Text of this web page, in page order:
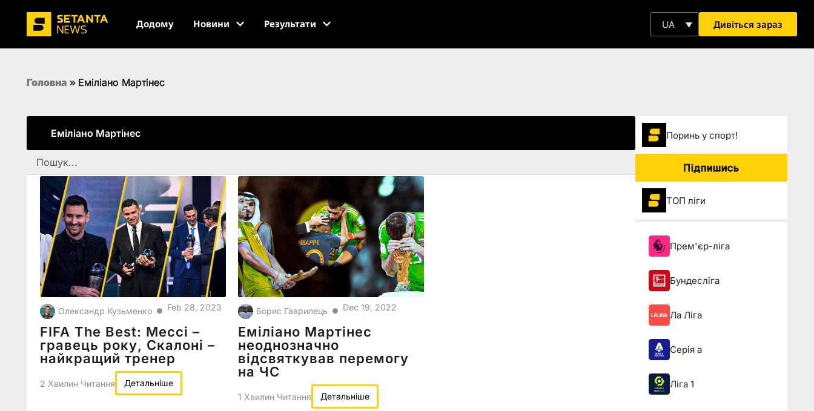
Додому Новини Результати UA Дивіться зараз
Головна » Еміліано Мартінес
Еміліано Мартінес
Олександр Кузьменко ● Feb 28, 2023
FIFA The Best: Мессі –
гравець року, Скалоні –
найкращий тренер
2 Хвилин Читання Детальніше
Борис Гаврилець ● Dec 19, 2022
Еміліано Мартінес
неоднозначно
відсвяткував перемогу
на ЧС
1 Хвилин Читання Детальніше
Поринь у спорт!
Підпишись
ТОП ліги
Прем'єр-ліга
Бундесліга
Ла Ліга
Серія а
Ліга 1